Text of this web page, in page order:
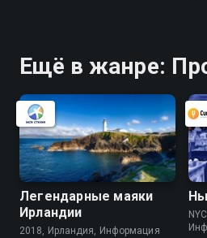
Ещё в жанре:
Легендарные маяки
Ирландии
2018, Ирландия, Информация